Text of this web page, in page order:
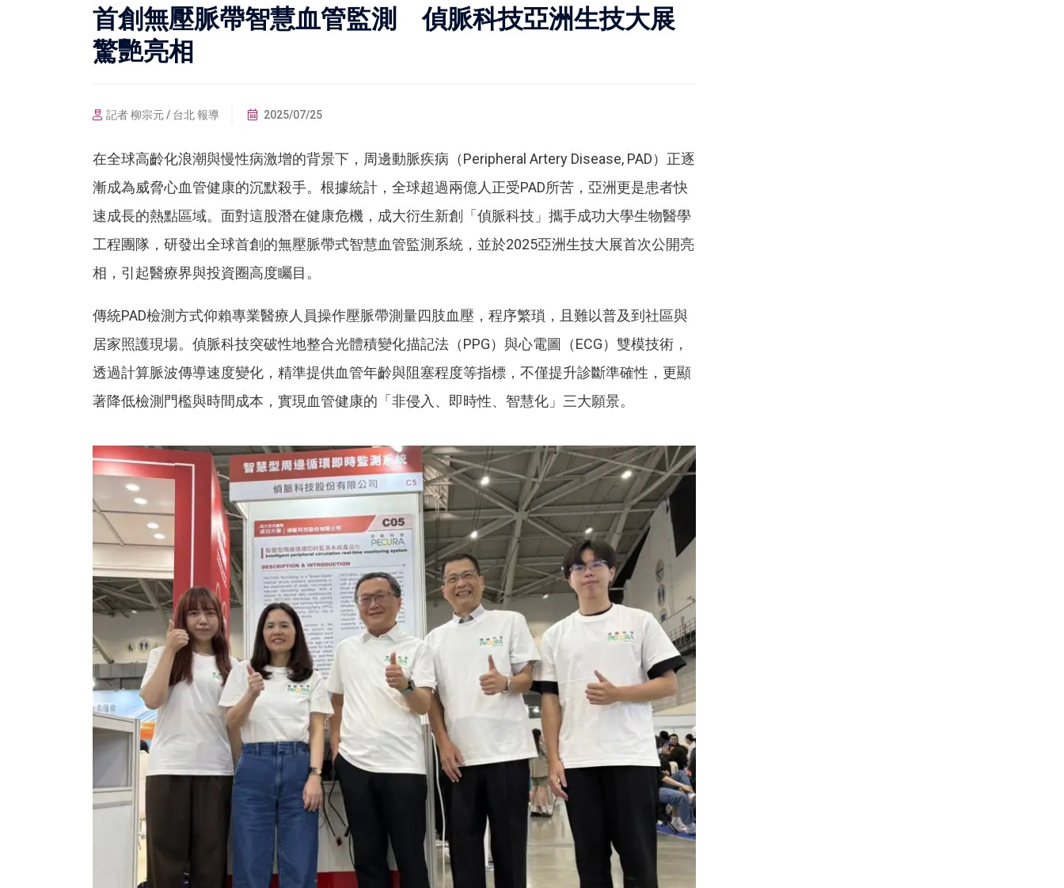
首創無壓脈帶智慧血管監測 偵脈科技亞洲生技大展
驚艷亮相
記者 柳宗元 / 台北 報導 2025/07/25
在全球高齡化浪潮與慢性病激增的背景下，周邊動脈疾病（Peripheral Artery Disease, PAD）正逐
漸成為威脅心血管健康的沉默殺手。根據統計，全球超過兩億人正受PAD所苦，亞洲更是患者快
速成長的熱點區域。面對這股潛在健康危機，成大衍生新創「偵脈科技」攜手成功大學生物醫學
工程團隊，研發出全球首創的無壓脈帶式智慧血管監測系統，並於2025亞洲生技大展首次公開亮
相，引起醫療界與投資圈高度矚目。
傳統PAD檢測方式仰賴專業醫療人員操作壓脈帶測量四肢血壓，程序繁瑣，且難以普及到社區與
居家照護現場。偵脈科技突破性地整合光體積變化描記法（PPG）與心電圖（ECG）雙模技術，
透過計算脈波傳導速度變化，精準提供血管年齡與阻塞程度等指標，不僅提升診斷準確性，更顯
著降低檢測門檻與時間成本，實現血管健康的「非侵入、即時性、智慧化」三大願景。